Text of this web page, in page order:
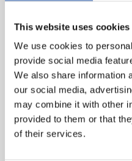
This website uses cookies
We use cookies to
provide social media
We also share information
our social media,
may combine it with other
provided to them or that
of their services.